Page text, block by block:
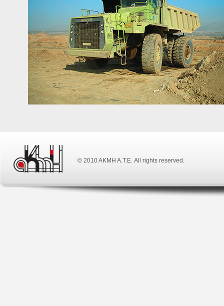
© 2010 ΑΚΜΗ Α.Τ.Ε. All rights reserved.